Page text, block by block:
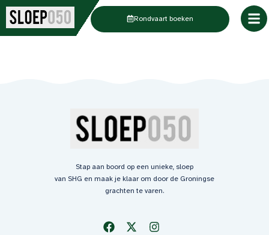
Ga
naar
de
Rondvaart boeken
Stap aan boord op een unieke, sloep
van SHG en maak je klaar om door de Groningse
grachten te varen.